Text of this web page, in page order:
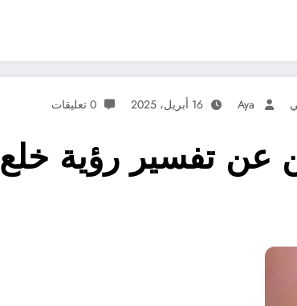
Aya 16 أبريل، 2025 0 تعليقات
عن تفسير رؤية خلع